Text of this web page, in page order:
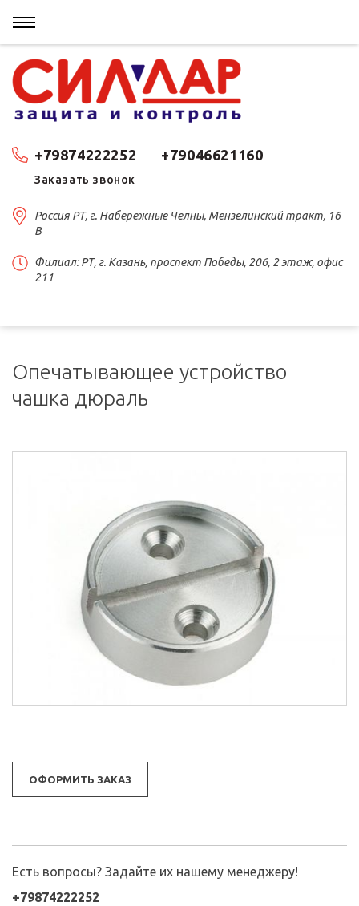
+79874222252 +79046621160
Заказать звонок
Россия РТ, г. Набережные Челны, Мензелинский тракт, 16
В
Филиал: РТ, г. Казань, проспект Победы, 206, 2 этаж, офис
211
Опечатывающее устройство
чашка дюраль
ОФОРМИТЬ ЗАКАЗ
Есть вопросы? Задайте их нашему менеджеру!
+79874222252